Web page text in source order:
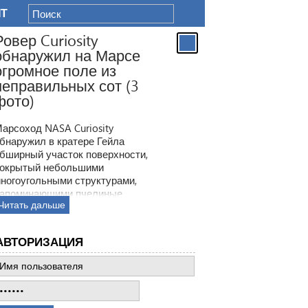
Curiosity
на Марсе
поле из
сот (3
NASA Curiosity
в кратере Гейла
участок поверхности,
небольшими
структурами,
пчелиные
Ранее ровер находил
все предыдущее такие
дальше